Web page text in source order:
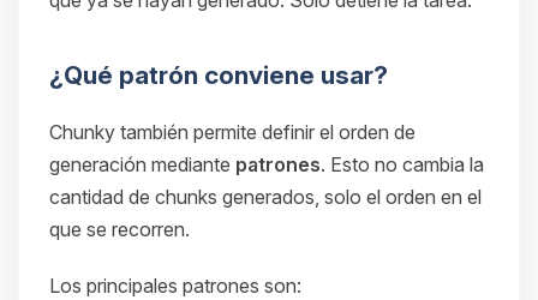
¿Qué patrón conviene usar?
Chunky también permite definir el orden de
generación mediante patrones. Esto no cambia la
cantidad de chunks generados, solo el orden en el
que se recorren.
Los principales patrones son: